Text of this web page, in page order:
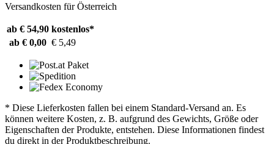
Versandkosten für Österreich
ab € 54,90 kostenlos*
ab € 0,00 € 5,49
* Diese Lieferkosten fallen bei einem Standard-Versand an. Es
können weitere Kosten, z. B. aufgrund des Gewichts, Größe oder
Eigenschaften der Produkte, entstehen. Diese Informationen findest
du direkt in der Produktbeschreibung.